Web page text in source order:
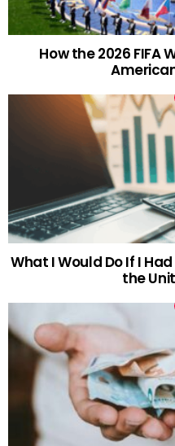
How the 2026 FIFA
What I Would Do If I
the